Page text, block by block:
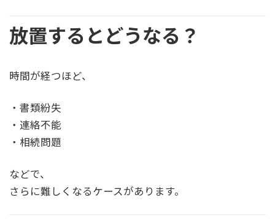
放置するとどうなる？
時間が経つほど、
・書類紛失
・連絡不能
・相続問題
などで、
さらに難しくなるケースがあります。